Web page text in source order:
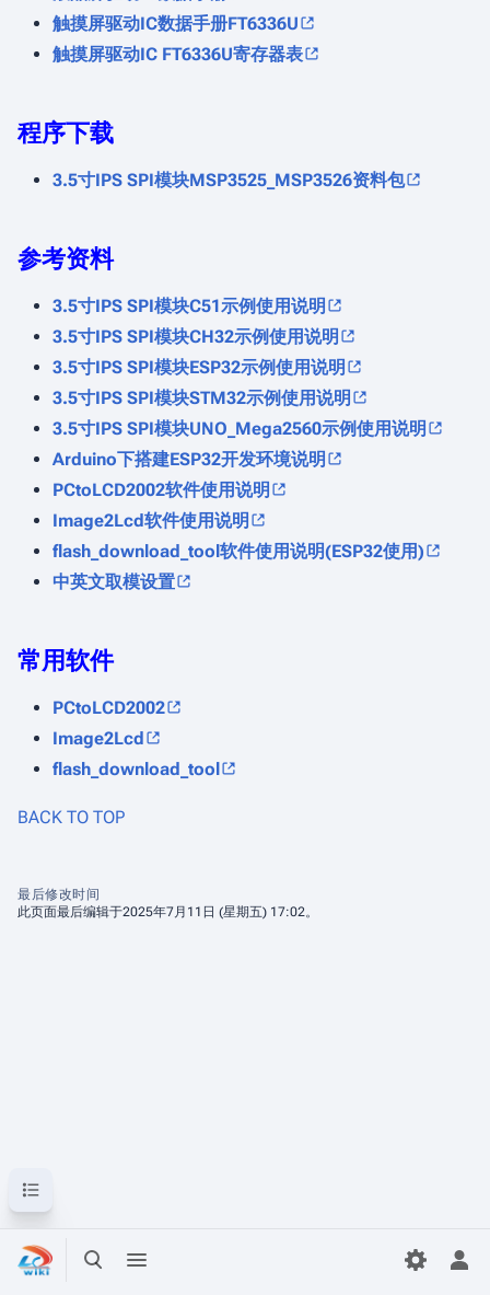
打开/关闭搜索
打开/关闭菜单 打
触摸屏驱动IC数据手册FT6336U
触摸屏驱动IC FT6336U寄存器表
程序下载
3.5寸IPS SPI模块MSP3525_MSP3526资料包
参考资料
3.5寸IPS SPI模块C51示例使用说明
3.5寸IPS SPI模块CH32示例使用说明
3.5寸IPS SPI模块ESP32示例使用说明
3.5寸IPS SPI模块STM32示例使用说明
3.5寸IPS SPI模块UNO_Mega2560示例使用说明
Arduino下搭建ESP32开发环境说明
PCtoLCD2002软件使用说明
Image2Lcd软件使用说明
flash_download_tool软件使用说明(ESP32使用)
中英文取模设置
常用软件
PCtoLCD2002
Image2Lcd
flash_download_tool
BACK TO TOP
最后修改时间
此页面最后编辑于2025年7月11日 (星期五) 17:02。